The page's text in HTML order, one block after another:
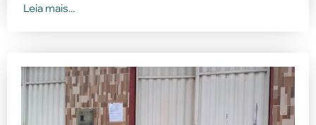
Leia mais...